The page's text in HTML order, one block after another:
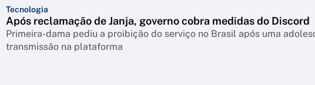
Tecnologia
Após reclamação de Janja, governo cobra medidas do Discord
Primeira-dama pediu a proibição do serviço no Brasil após uma
transmissão na plataforma